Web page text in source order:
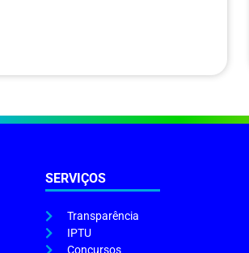
SERVIÇOS
Transparência
IPTU
Concursos